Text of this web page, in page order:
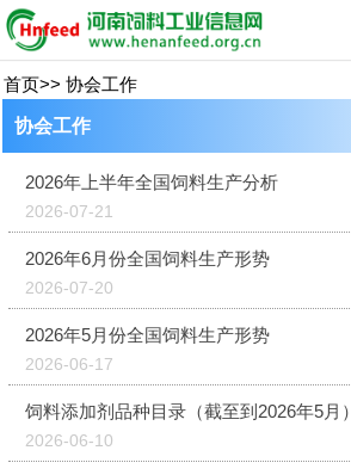
首页>> 协会工作
协会工作
2026年上半年全国饲料生产分析
2026-07-21
2026年6月份全国饲料生产形势
2026-07-20
2026年5月份全国饲料生产形势
2026-06-17
饲料添加剂品种目录（截至到2026年5月）
2026-06-10